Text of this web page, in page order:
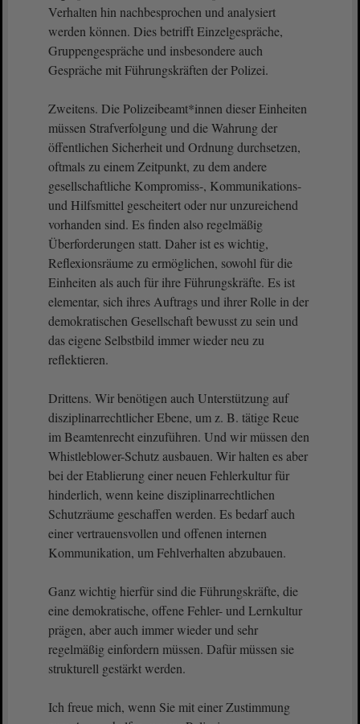
Verhalten hin nachbesprochen und analysiert
werden können. Dies betrifft Einzelgespräche,
Gruppengespräche und insbesondere auch
Gespräche mit Führungskräften der Polizei.
Zweitens. Die Polizeibeamt*innen dieser Einheiten
müssen Strafverfolgung und die Wahrung der
öffentlichen Sicherheit und Ordnung durchsetzen,
oftmals zu einem Zeitpunkt, zu dem andere
gesellschaftliche Kompromiss-, Kommunikations-
und Hilfsmittel gescheitert oder nur unzureichend
vorhanden sind. Es finden also regelmäßig
Überforderungen statt. Daher ist es wichtig,
Reflexionsräume zu ermöglichen, sowohl für die
Einheiten als auch für ihre Führungskräfte. Es ist
elementar, sich ihres Auftrags und ihrer Rolle in der
demokratischen Gesellschaft bewusst zu sein und
das eigene Selbstbild immer wieder neu zu
reflektieren.
Drittens. Wir benötigen auch Unterstützung auf
disziplinarrechtlicher Ebene, um z. B. tätige Reue
im Beamtenrecht einzuführen. Und wir müssen den
Whistleblower-Schutz ausbauen. Wir halten es aber
bei der Etablierung einer neuen Fehlerkultur für
hinderlich, wenn keine disziplinarrechtlichen
Schutzräume geschaffen werden. Es bedarf auch
einer vertrauensvollen und offenen internen
Kommunikation, um Fehlverhalten abzubauen.
Ganz wichtig hierfür sind die Führungskräfte, die
eine demokratische, offene Fehler- und Lernkultur
prägen, aber auch immer wieder und sehr
regelmäßig einfordern müssen. Dafür müssen sie
strukturell gestärkt werden.
Ich freue mich, wenn Sie mit einer Zustimmung